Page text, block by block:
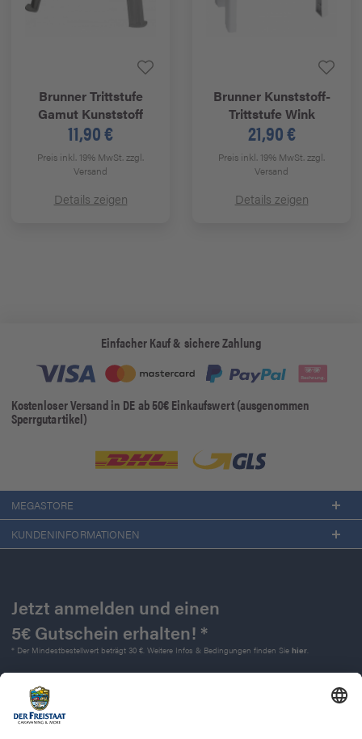
BrunnerTrittstufe
Gamut Kunststoff
11,90 €
Preis inkl. 19% MwSt.zzgl.
Versand
Details zeigen
BrunnerKunststoff-
Trittstufe Wink
21,90 €
Preis inkl. 19% MwSt.zzgl.
Versand
Details zeigen
Einfacher Kauf & sichere Zahlung
Kostenloser Versand in DE ab 50€ Einkaufswert (ausgenommen
Sperrgutartikel)
MEGASTORE
KUNDENINFORMATIONEN
Jetzt anmelden und einen
5€ Gutschein erhalten! *
* Der Mindestbestellwert beträgt 30 €. Weitere Infos & Bedingungen finden Sie hier.